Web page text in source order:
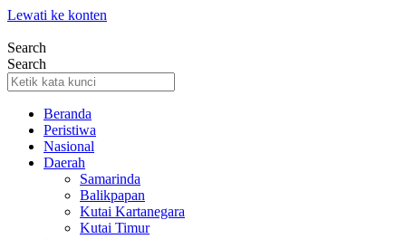
Lewati ke konten
Search
Search
Beranda
Peristiwa
Nasional
Daerah
Samarinda
Balikpapan
Kutai Kartanegara
Kutai Timur